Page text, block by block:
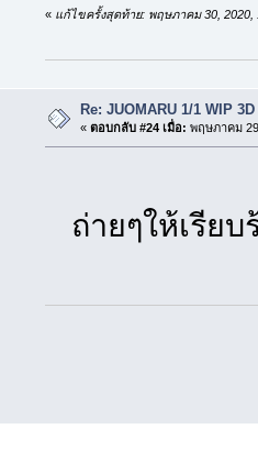
« แก้ไขครั้งสุดท้าย: พฤษภาคม 30, 2020,
Re: JUOMARU 1/1 WIP 3D
« ตอบกลับ #24 เมื่อ: พฤษภาคม
ถ่ายๆให้เรีย